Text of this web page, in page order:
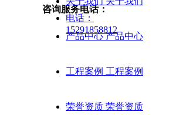
咨询服务电话：
电话：
15291858812
产品中心 产品中心
工程案例 工程案例
荣誉资质 荣誉资质